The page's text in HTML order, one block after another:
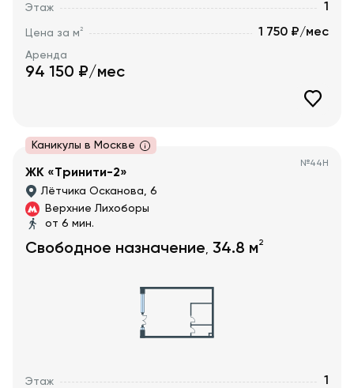
Этаж 1
Цена за м2 1 750 ₽/мес
Аренда
94 150 ₽/мес
Каникулы в Москве
№44Н
ЖК «Тринити-2»
Лётчика Осканова, 6
Верхние Лихоборы
от 6 мин.
Свободное назначение, 34.8 м2
Этаж 1